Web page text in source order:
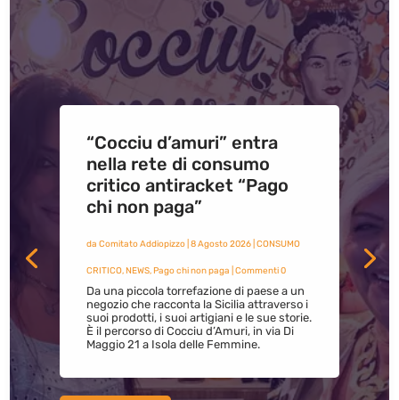
“Cocciu d’amuri” entra
nella rete di consumo
critico antiracket “Pago
chi non paga”
da Comitato Addiopizzo| 8 Agosto 2026| CONSUMO
CRITICO,NEWS,Pago chi non paga | Commenti 0
Da una piccola torrefazione di paese a un
negozio che racconta la Sicilia attraverso i
suoi prodotti, i suoi artigiani e le sue storie.
È il percorso di Cocciu d’Amuri, in via Di
Maggio 21 a Isola delle Femmine.